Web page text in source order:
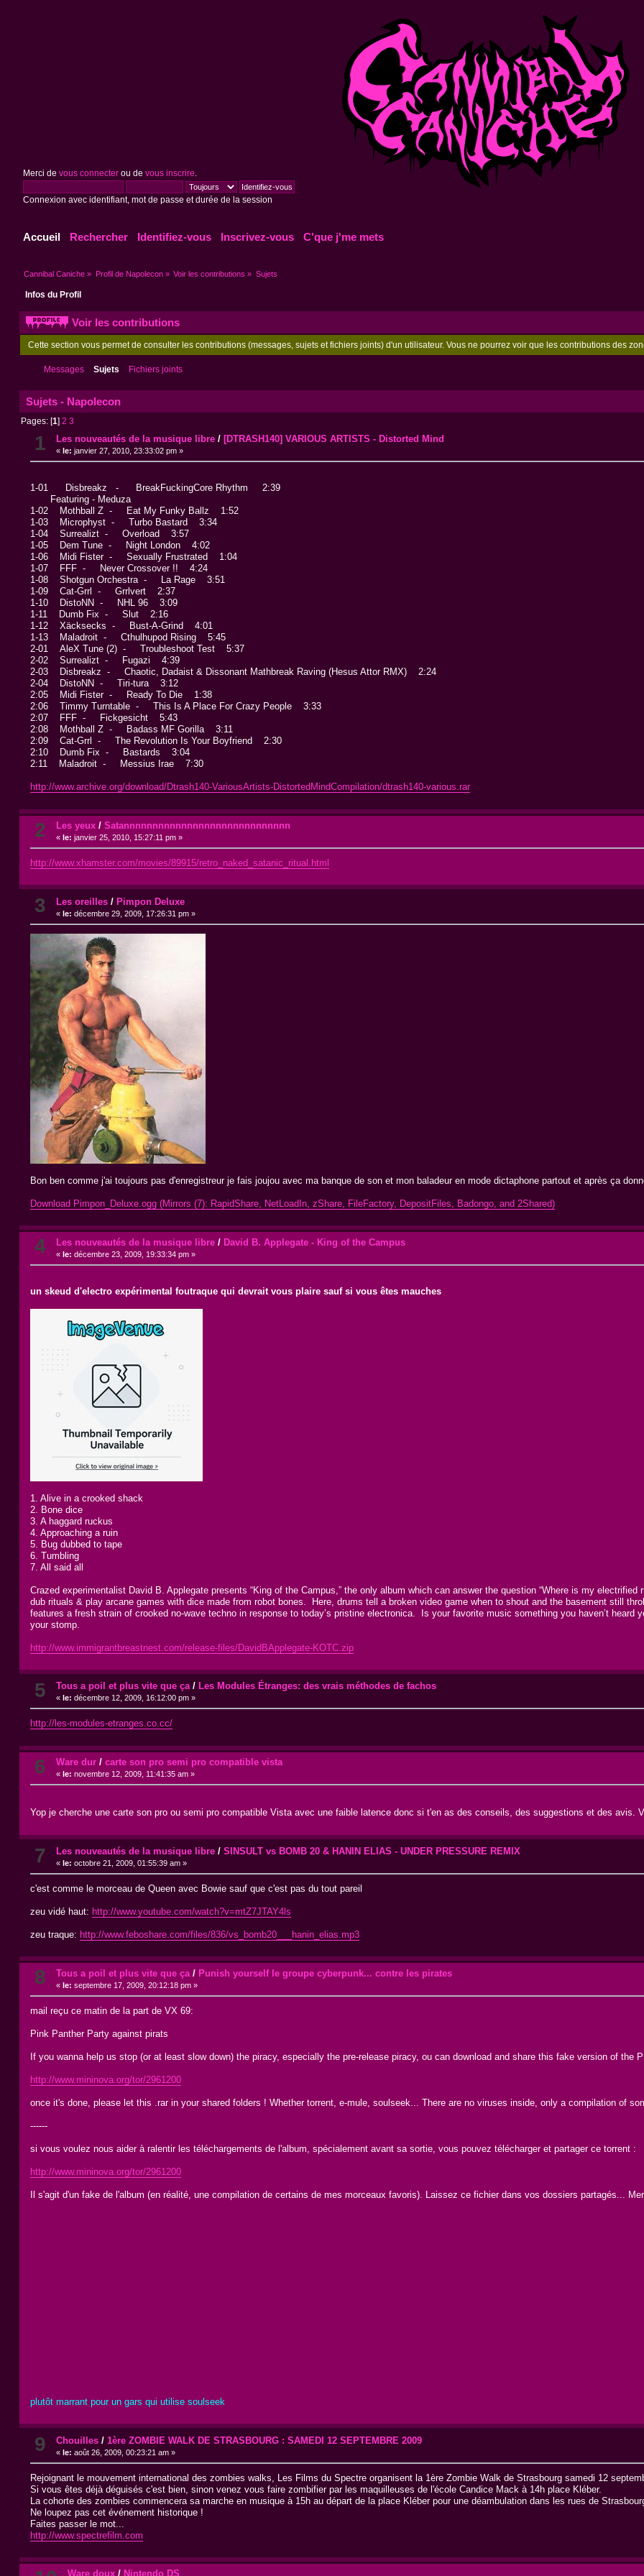
Merci de vous connecterou de vous inscrire
Connexion avec identifiant, mot de passe et durée de la session
Accueil Rechercher Identifiez-vous Inscrivez-vous C'que j'me mets
Cannibal Caniche » Profil de Napolecon» Voir les contributions » Sujets
Infos du Profil
Voir les contributions
Cette section vous permet de consulter les contributions (messages, sujets et fichiers joints) d'un utilisateur. Vous ne pourrez voir que les contributions des
Messages Sujets Fichiers joints
Sujets - Napolecon
Pages: [1]2 3
1 Les nouveautés de la musique libre/ [DTRASH140] VARIOUS ARTISTS - Distorted Mind
« le: janvier 27, 2010, 23:33:02 pm »
1-01 Disbreakz - BreakFuckingCore Rhythm 2:39
Featuring - Meduza
1-02 Mothball Z - Eat My Funky Ballz 1:52
1-03 Microphyst - Turbo Bastard 3:34
1-04 Surrealizt - Overload 3:57
1-05 Dem Tune - Night London 4:02
1-06 Midi Fister - Sexually Frustrated 1:04
1-07 FFF - Never Crossover !! 4:24
1-08 Shotgun Orchestra - La Rage 3:51
1-09 Cat-Grrl - Grrlvert 2:37
1-10 DistoNN - NHL 96 3:09
1-11 Dumb Fix - Slut 2:16
1-12 Xäcksecks - Bust-A-Grind 4:01
1-13 Maladroit - Cthulhupod Rising 5:45
2-01 AleX Tune (2) - Troubleshoot Test 5:37
2-02 Surrealizt - Fugazi 4:39
2-03 Disbreakz - Chaotic, Dadaist & Dissonant Mathbreak Raving (Hesus Attor RMX) 2:24
2-04 DistoNN - Tiri-tura 3:12
2:05 Midi Fister - Ready To Die 1:38
2:06 Timmy Turntable - This Is A Place For Crazy People 3:33
2:07 FFF - Fickgesicht 5:43
2:08 Mothball Z - Badass MF Gorilla 3:11
2:09 Cat-Grrl - The Revolution Is Your Boyfriend 2:30
2:10 Dumb Fix - Bastards 3:04
2:11 Maladroit - Messius Irae 7:30
http://www.archive.org/download/Dtrash140-VariousArtists-DistortedMindCompilation/dtrash140-various.rar
2 Les yeux/ Satannnnnnnnnnnnnnnnnnnnnnnnnnnnn
« le: janvier 25, 2010, 15:27:11 pm »
http://www.xhamster.com/movies/89915/retro_naked_satanic_ritual.html
3 Les oreilles/ Pimpon Deluxe
« le: décembre 29, 2009, 17:26:31 pm »
Bon ben comme j'ai toujours pas d'enregistreur je fais joujou avec ma banque de son et mon baladeur en mode dictaphone partout et après ça
Download Pimpon_Deluxe.ogg (Mirrors (7): RapidShare, NetLoadIn, zShare, FileFactory, DepositFiles, Badongo, and 2Shared)
4 Les nouveautés de la musique libre/ David B. Applegate - King of the Campus
« le: décembre 23, 2009, 19:33:34 pm »
un skeud d'electro expérimental foutraque qui devrait vous plaire sauf si vous êtes mauches
1. Alive in a crooked shack
2. Bone dice
3. A haggard ruckus
4. Approaching a ruin
5. Bug dubbed to tape
6. Tumbling
7. All said all
Crazed experimentalist David B. Applegate presents “King of the Campus,” the only album which can answer the question “Where is my
dub rituals & play arcane games with dice made from robot bones. Here, drums tell a broken video game when to shout and the basement still
features a fresh strain of crooked no-wave techno in response to today’s pristine electronica. Is your favorite music something you haven’t
your stomp.
http://www.immigrantbreastnest.com/release-files/DavidBApplegate-KOTC.zip
5 Tous a poil et plus vite que ça/ Les Modules Étranges: des vrais méthodes de fachos
« le: décembre 12, 2009, 16:12:00 pm »
http://les-modules-etranges.co.cc/
6 Ware dur/ carte son pro semi pro compatible vista
« le: novembre 12, 2009, 11:41:35 am »
Yop je cherche une carte son pro ou semi pro compatible Vista avec une faible latence donc si t'en as des conseils, des suggestions et des avis.
7 Les nouveautés de la musique libre/ SINSULT vs BOMB 20 & HANIN ELIAS - UNDER PRESSURE REMIX
« le: octobre 21, 2009, 01:55:39 am »
c'est comme le morceau de Queen avec Bowie sauf que c'est pas du tout pareil
zeu vidé haut: http://www.youtube.com/watch?v=mtZ7JTAY4ls
zeu traque: http://www.feboshare.com/files/836/vs_bomb20___hanin_elias.mp3
8 Tous a poil et plus vite que ça/ Punish yourself le groupe cyberpunk... contre les pirates
« le: septembre 17, 2009, 20:12:18 pm »
mail reçu ce matin de la part de VX 69:
Pink Panther Party against pirats
If you wanna help us stop (or at least slow down) the piracy, especially the pre-release piracy, ou can download and share this fake version of the
http://www.mininova.org/tor/2961200
once it's done, please let this .rar in your shared folders ! Whether torrent, e-mule, soulseek... There are no viruses inside, only a compilation of
------
si vous voulez nous aider à ralentir les téléchargements de l'album, spécialement avant sa sortie, vous pouvez télécharger et partager ce torrent :
http://www.mininova.org/tor/2961200
Il s'agit d'un fake de l'album (en réalité, une compilation de certains de mes morceaux favoris). Laissez ce fichier dans vos dossiers partagés...
plutôt marrant pour un gars qui utilise soulseek
9 Chouilles/ 1ère ZOMBIE WALK DE STRASBOURG : SAMEDI 12 SEPTEMBRE 2009
« le: août 26, 2009, 00:23:21 am »
Rejoignant le mouvement international des zombies walks, Les Films du Spectre organisent la 1ère Zombie Walk de Strasbourg samedi 12
Si vous êtes déjà déguisés c'est bien, sinon venez vous faire zombifier par les maquilleuses de l'école Candice Mack à 14h place Kléber.
La cohorte des zombies commencera sa marche en musique à 15h au départ de la place Kléber pour une déambulation dans les rues de
Ne loupez pas cet événement historique !
Faites passer le mot...
http://www.spectrefilm.com
Ware doux/ Nintendo DS